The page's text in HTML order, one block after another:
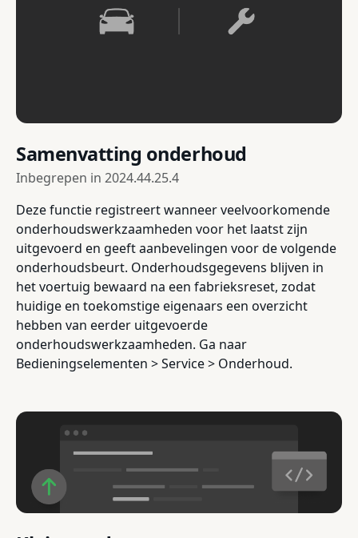
Samenvatting onderhoud
Inbegrepen in 2024.44.25.4
Deze functie registreert wanneer veelvoorkomende
onderhoudswerkzaamheden voor het laatst zijn
uitgevoerd en geeft aanbevelingen voor de volgende
onderhoudsbeurt. Onderhoudsgegevens blijven in
het voertuig bewaard na een fabrieksreset, zodat
huidige en toekomstige eigenaars een overzicht
hebben van eerder uitgevoerde
onderhoudswerkzaamheden. Ga naar
Bedieningselementen > Service > Onderhoud.